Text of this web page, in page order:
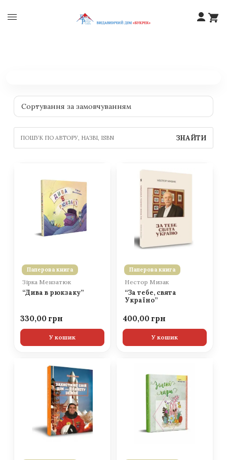
ЗНАЙТИ
Паперова книга
Зірка Мензатюк
“Дива в рюкзаку”
330,00
У кошик
Паперова книга
Нестор Мизак
“За тебе, свята
Україно”
400,00
У кошик